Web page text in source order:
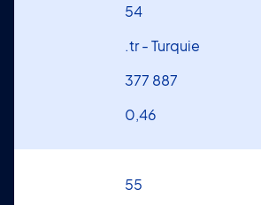
54
.tr - Turquie
377 887
0,46
55